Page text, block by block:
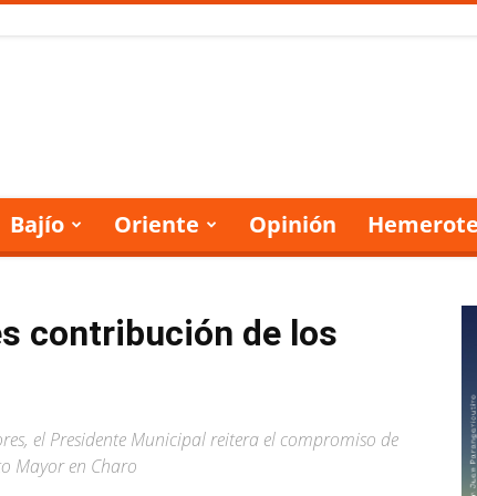
Bajío Oriente Opinión
contribución de los
el Presidente Municipal reitera el compromiso de
Mayor en Charo